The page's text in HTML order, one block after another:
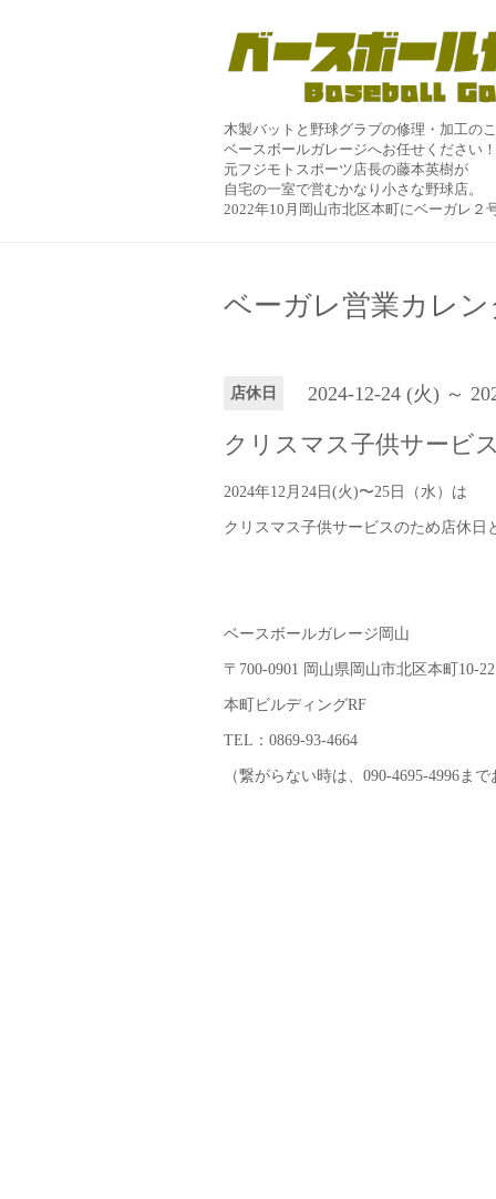
木製バットと野球グラブの修理・加工の
ベースボールガレージへお任せください！
元フジモトスポーツ店長の藤本英樹が
自宅の一室で営むかなり小さな野球店。
2022年10月岡山市北区本町にベーガレ２
ベーガレ営業カレン
店休日 2024-12-24 (火) ～
クリスマス子供サービ
2024年12月24日(火)〜25日（水）は
クリスマス子供サービスのため店休日
ベースボールガレージ岡山
〒700-0901 岡山県岡山市北区本町10-22
本町ビルディングRF
TEL：0869-93-4664
（繋がらない時は、090-4695-4996まで